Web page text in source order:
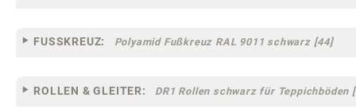
FUSSKREUZ: Polyamid Fußkreuz RAL 9011 schwarz [44]
ROLLEN & GLEITER: DR1 Rollen schwarz für Teppichböden